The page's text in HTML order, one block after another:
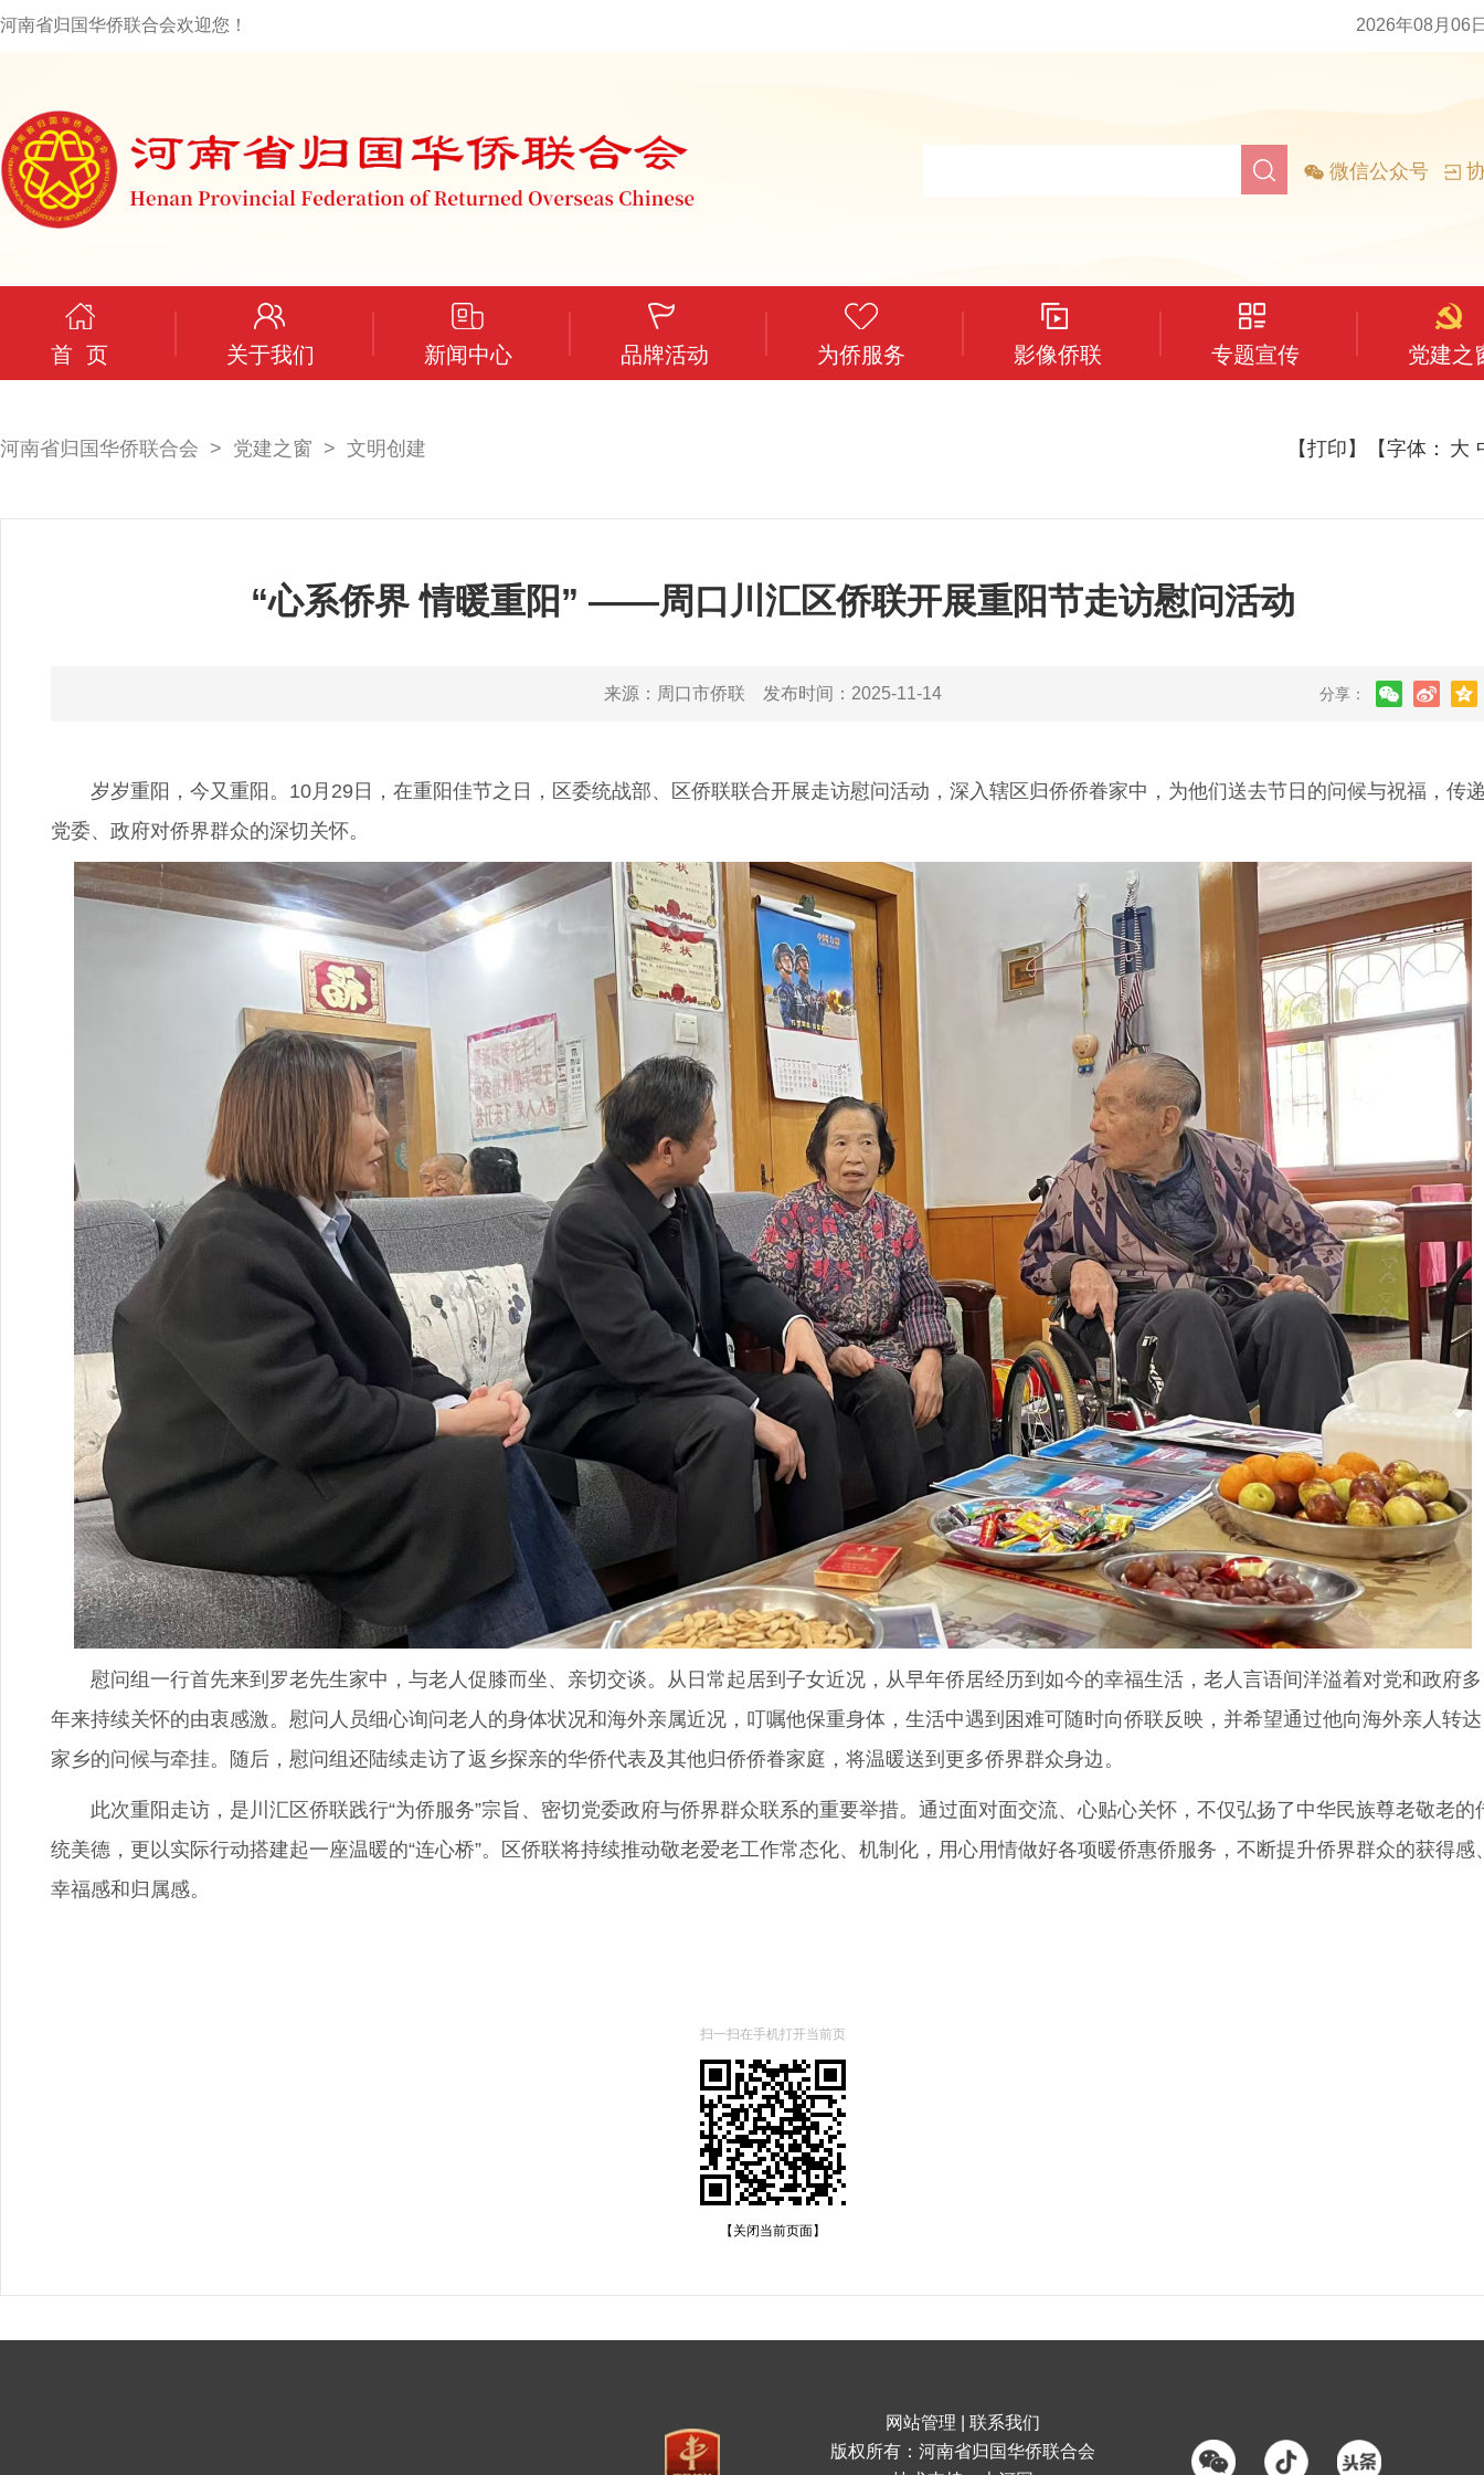
河南省归国华侨联合会欢迎您！ 2026年08月06
微信公众号
首 页 关于我们 新闻中心 品牌活动 为侨服务 影像侨联 专题宣传 党建之
河南省归国华侨联合会 党建之窗 文明创建 【打印】 【字体： 大
“心系侨界 情暖重阳” ——周口川汇区侨联开展重阳节走访慰问活动
来源： 周口市侨联 发布时间： 2025-11-14 分享：
岁岁重阳，今又重阳。10月29日，在重阳佳节之日，区委统战部、区侨联联合开展走访慰问活动，深入辖区归侨侨眷家中，为他们送去节日的问候与祝福，传
党委、政府对侨界群众的深切关怀。
慰问组一行首先来到罗老先生家中，与老人促膝而坐、亲切交谈。从日常起居到子女近况，从早年侨居经历到如今的幸福生活，老人言语间洋溢着对党和政府多
年来持续关怀的由衷感激。慰问人员细心询问老人的身体状况和海外亲属近况，叮嘱他保重身体，生活中遇到困难可随时向侨联反映，并希望通过他向海外亲人转达
家乡的问候与牵挂。随后，慰问组还陆续走访了返乡探亲的华侨代表及其他归侨侨眷家庭，将温暖送到更多侨界群众身边。
此次重阳走访，是川汇区侨联践行“为侨服务”宗旨、密切党委政府与侨界群众联系的重要举措。通过面对面交流、心贴心关怀，不仅弘扬了中华民族尊老敬老的
统美德，更以实际行动搭建起一座温暖的“连心桥”。区侨联将持续推动敬老爱老工作常态化、机制化，用心用情做好各项暖侨惠侨服务，不断提升侨界群众的获得感
幸福感和归属感。
扫一扫在手机打开当前页
【关闭当前页面】
网站管理
联系我们
版权所有：河南省归国华侨联合会